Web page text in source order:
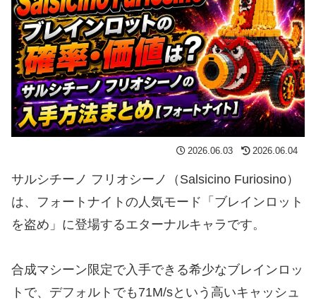
2026.06.03 2026.06.04
サルシチーノ フリオシーノ（Salsicino Furiosino）
は、フォートナイトの人気モード「ブレインロット
を盗め」に登場するエターナルキャラです。
合成マシーン限定で入手できる希少なブレインロッ
トで、デフォルトでも71M/sという高いキャッシュ